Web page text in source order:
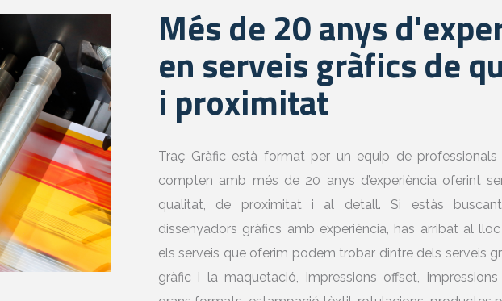
Més de 20 anys
en serveis gràfics de
i proximitat
Traç Gràfic està format per un equip de
compten amb més de 20 anys d’experiència oferint
qualitat, de proximitat i al detall. Si estàs
dissenyadors gràfics amb experiència, has arribat al
els serveis que oferim podem trobar dintre dels serveis
gràfic i la maquetació, impressions offset,